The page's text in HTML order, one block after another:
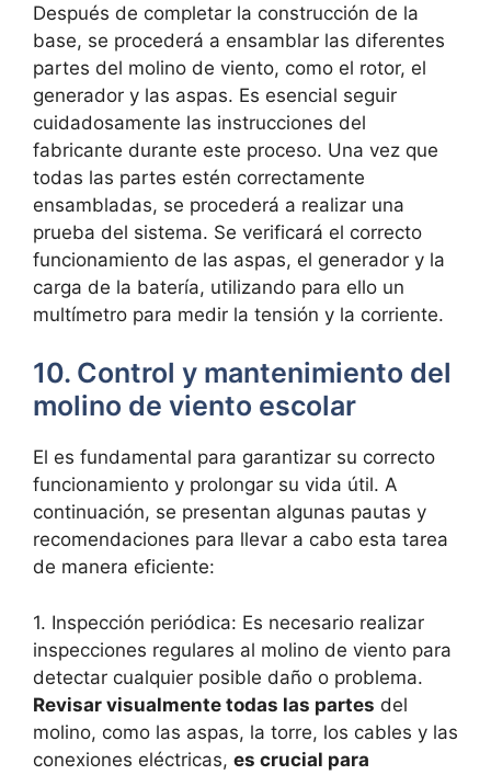
Después de completar la construcción de la
base, se procederá a ensamblar las diferentes
partes del molino de viento, como el rotor, el
generador y las aspas. Es esencial seguir
cuidadosamente las instrucciones del
fabricante durante este proceso. Una vez que
todas las partes estén correctamente
ensambladas, se procederá a realizar una
prueba del sistema. Se verificará el correcto
funcionamiento de las aspas, el generador y la
carga de la batería, utilizando para ello un
multímetro para medir la tensión y la corriente.
10. Control y mantenimiento del
molino de viento escolar
El es fundamental para garantizar su correcto
funcionamiento y prolongar su vida útil. A
continuación, se presentan algunas pautas y
recomendaciones para llevar a cabo esta tarea
de manera eficiente:
1. Inspección periódica: Es necesario realizar
inspecciones regulares al molino de viento para
detectar cualquier posible daño o problema.
Revisar visualmente todas las partes del
molino, como las aspas, la torre, los cables y las
conexiones eléctricas, es crucial para